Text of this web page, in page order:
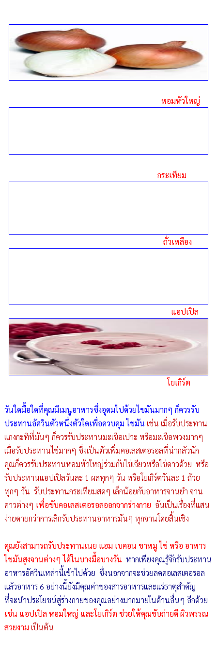
หอมหัวใหญ่
กระเทียม
ถั่วเหลือง
แอปเปิล
โยเกิร์ต
วันใดมื้อใดที่คุณมีเมนูอาหารซึ่งอุดมไปด้วยไขมันมากๆ ก็ควรรับ
ประทานอัศวินตัวหนึ่งตัวใดเพื่อควบคุม ไขมัน เช่น เมื่อรับประทาน
แกงกะทิที่มันๆ ก็ควรรับประทานมะเขือเปาะ หรือมะเขือพวงมากๆ
เมื่อรับประทานไข่มากๆ ซึ่งเป็นตัวเพิ่มคอเลสเตอรอลที่น่ากลัวนัก
คุณก็ควรรับประทานหอมหัวใหญ่ร่วมกับไข่เจียวหรือไข่ดาวด้วย หรือ
รับประทานแอปเปิลวันละ 1 ผลทุกๆ วัน หรือโยเกิร์ตวันละ 1 ถ้วย
ทุกๆ วัน รับประทานกระเทียมสดๆ เล็กน้อยกับอาหารจานยำ จาน
คาวต่างๆ เพื่อขับคอเลสเตอรอลออกจากร่างกาย อันเป็นเรื่องที่แสน
ง่ายดายกว่าการเลิกรับประทานอาหารมันๆ ทุกจานโดยสิ้นเชิง
คุณยังสามารถรับประทานเนย แฮม เบคอน ขาหมู ไข่ หรือ อาหาร
ไขมันสูงจานต่างๆ ได้ในบางมื้อบางวัน หากเพียงคุณรู้จักรับประทาน
อาหารอัศวินเหล่านี้เข้าไปด้วย ซึ่งนอกจากจะช่วยลดคอเลสเตอรอล
แล้วอาหาร 6 อย่างนี้ยังมีคุณค่าของสารอาหารและแร่ธาตุสำคัญ
ที่จะนำประโยชน์สู่ร่างกายของคุณอย่างมากมายในด้านอื่นๆ อีกด้วย
เช่น แอปเปิล หอมใหญ่ และโยเกิร์ต ช่วยให้คุณขับถ่ายดี ผิวพรรณ
สวยงาม เป็นต้น